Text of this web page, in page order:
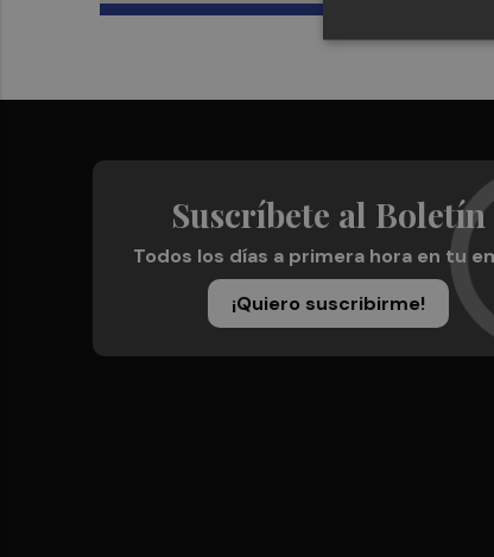
Suscríbete al Boletín
Todos los días a primera hora en tu
¡Quiero suscribirme!